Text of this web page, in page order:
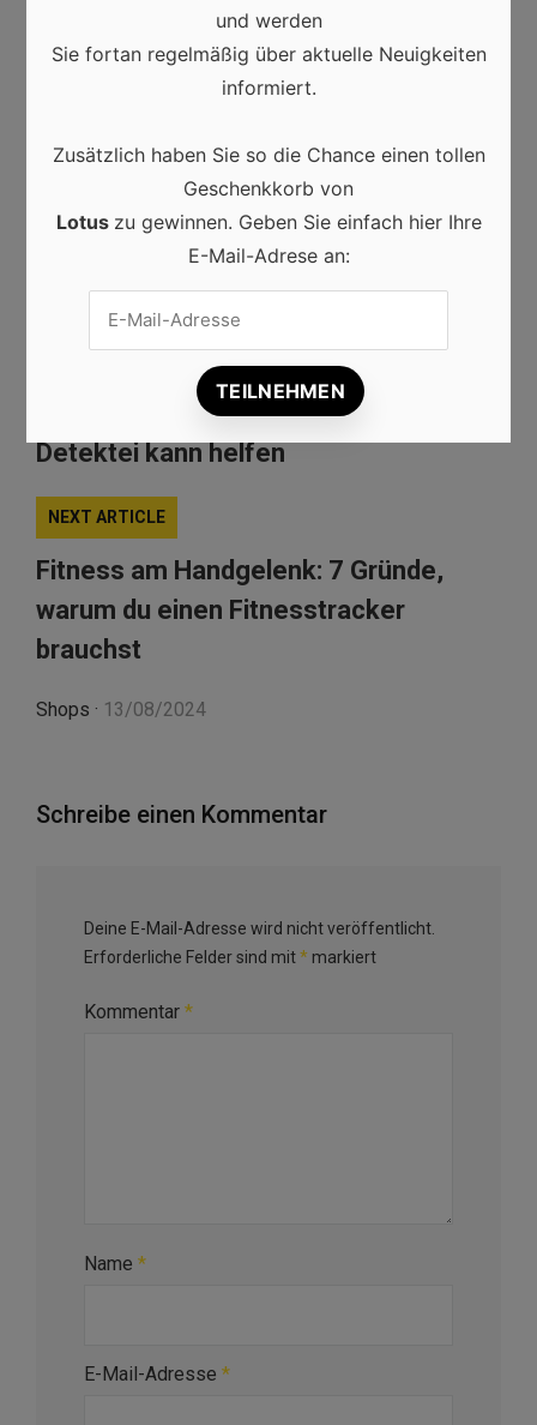
CBD-ÖL STARTDOSIERUNG
CBD-ÖL WIRKUNG CBD-PRODUKTE
MIT CBD-ÖL STARTEN
Verdacht von Fremdgehen? Eine
Detektei kann helfen
NEXT ARTICLE
Fitness am Handgelenk: 7 Gründe,
warum du einen Fitnesstracker
brauchst
Shops · 13/08/2024
Schreibe einen Kommentar
Deine E-Mail-Adresse wird nicht veröffentlicht.
Erforderliche Felder sind mit* markiert
Kommentar *
Name *
E-Mail-Adresse *
und werden
Sie fortan regelmäßig über aktuelle Neuigkeiten
informiert.
Zusätzlich haben Sie so die Chance einen tollen
Geschenkkorb von
Lotus zu gewinnen. Geben Sie einfach hier Ihre
E-Mail-Adrese an: